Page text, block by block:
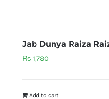
Jab Dunya Raiza
₨ 1,780
Add to cart